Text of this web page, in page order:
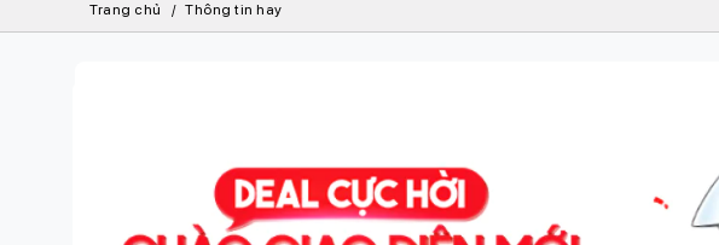
AirTag 2 Mới
Osmo Pocket 4
Loa Marshall
Trang chủ Thông tin hay